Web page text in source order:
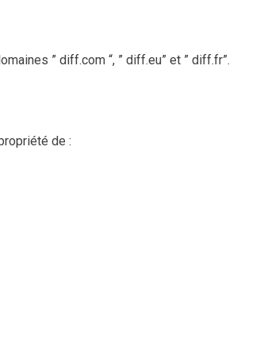
” diff.com “, ” diff.eu” et ” diff.fr”.
de :